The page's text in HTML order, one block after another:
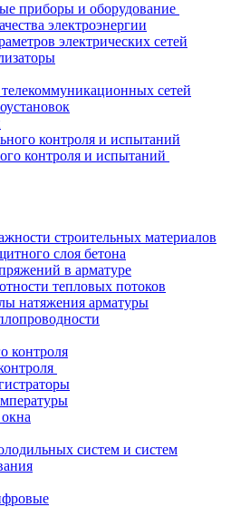
приборы и оборудование
электроэнергии
электрических сетей
сетей
контроля и испытаний
строительных материалов
слоя бетона
в арматуре
тепловых потоков
натяжения арматуры
систем и систем